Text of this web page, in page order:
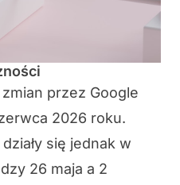
przez Google
2026 roku.
się jednak w
26 maja a 2